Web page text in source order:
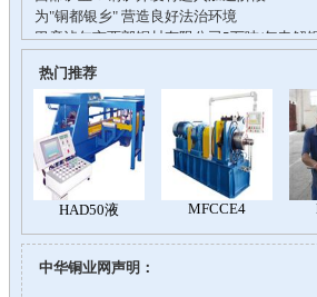
热门推荐
中华铜业网声明：